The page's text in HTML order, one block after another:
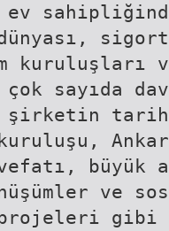
ev
çok sayıda
tarihi
büyük
ve
projeleri gibi